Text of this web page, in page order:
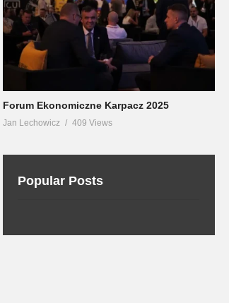
Forum Ekonomiczne Karpacz 2025
Jan Lechowicz 409 Views
Popular Posts